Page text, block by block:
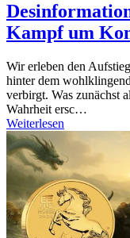
Kampf um
Wir erleben den
hinter dem
verbirgt. Was zunächst
Wahrheit ersc…
Weiterlesen